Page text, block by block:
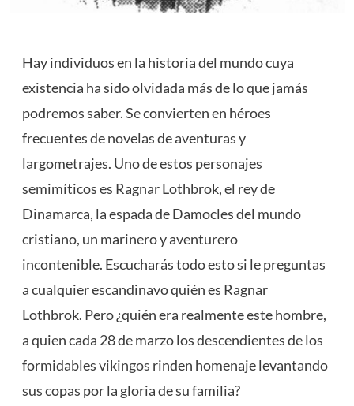
Hay individuos en la historia del mundo cuya
existencia ha sido olvidada más de lo que jamás
podremos saber. Se convierten en héroes
frecuentes de novelas de aventuras y
largometrajes. Uno de estos personajes
semimíticos es Ragnar Lothbrok, el rey de
Dinamarca, la espada de Damocles del mundo
cristiano, un marinero y aventurero
incontenible. Escucharás todo esto si le preguntas
a cualquier escandinavo quién es Ragnar
Lothbrok. Pero ¿quién era realmente este hombre,
a quien cada 28 de marzo los descendientes de los
formidablesvikingos rinden homenaje levantando
sus copas por la gloria de su familia?